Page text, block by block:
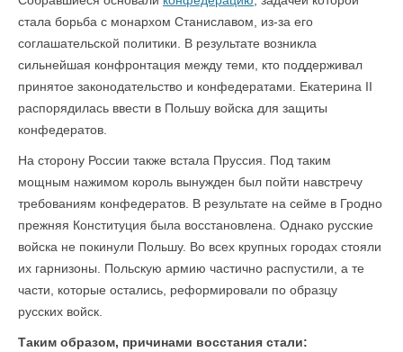
стала борьба с монархом Станиславом, из-за его
соглашательской политики. В результате возникла
сильнейшая конфронтация между теми, кто поддерживал
принятое законодательство и конфедератами. Екатерина II
распорядилась ввести в Польшу войска для защиты
конфедератов.
На сторону России также встала Пруссия. Под таким
мощным нажимом король вынужден был пойти навстречу
требованиям конфедератов. В результате на сейме в Гродно
прежняя Конституция была восстановлена. Однако русские
войска не покинули Польшу. Во всех крупных городах стояли
их гарнизоны. Польскую армию частично распустили, а те
части, которые остались, реформировали по образцу
русских войск.
Таким образом, причинами восстания стали: